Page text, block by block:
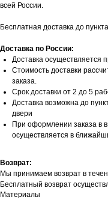
всей России.
Бесплатная доставка до
Доставка по России:
Доставка осуществляется
Стоимость доставки
заказа.
Срок доставки от 2 до 5
Доставка возможна до
двери
При оформлении заказа в
осуществляется в
Возврат:
Мы принимаем возврат в
Бесплатный возврат
Материалы